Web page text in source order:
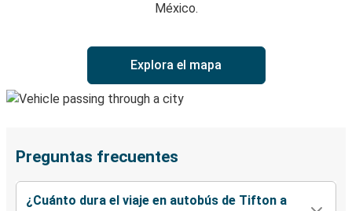
México.
Explora el mapa
Preguntas frecuentes
¿Cuánto dura el viaje en autobús de Tifton a